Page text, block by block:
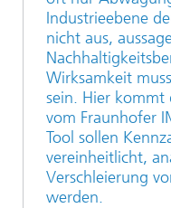
Industrieebene
nicht aus,
Wirksamkeit
sein. Hier kommt
vom Fraunhofer
Tool sollen
vereinheitlicht,
Verschleierung
werden.